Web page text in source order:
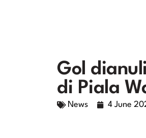
Gol
di Piala
News 4 June